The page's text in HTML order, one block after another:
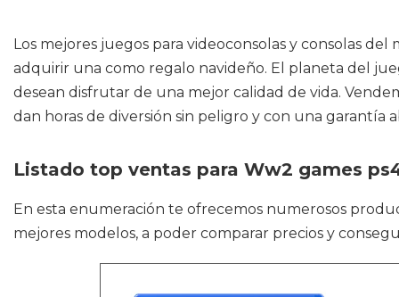
Los mejores juegos para videoconsolas y consolas
adquirir una como regalo navideño. El planeta del
desean disfrutar de una mejor calidad de vida.
dan horas de diversión sin peligro y con una garantía
Listado top ventas para Ww2 games
En esta enumeración te ofrecemos numerosos
mejores modelos, a poder comparar precios y